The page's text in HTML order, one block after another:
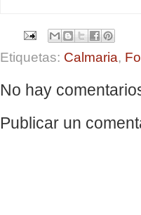
Etiquetas: Calmaria,
No hay
Publicar un